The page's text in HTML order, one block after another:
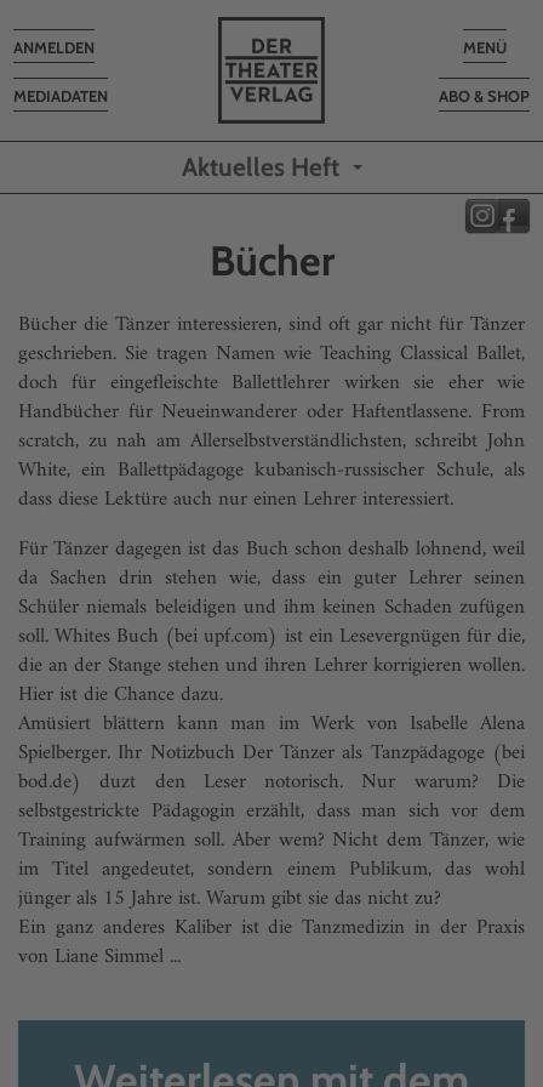
Toggle
MENÜ
ABO & SHOP
MEDIADATEN
Toggle
navigation
ANMELDEN
Aktuelles Heft
Bücher
Bücher die Tänzer interessieren, sind oft gar nicht für Tänzer
geschrieben. Sie tragen Namen wie Teaching Classical Ballet,
doch für eingefleischte Ballettlehrer wirken sie eher wie
Handbücher für Neueinwanderer oder Haftentlassene. From
scratch, zu nah am Allerselbstverständlichsten, schreibt John
White, ein Ballettpädagoge kubanisch-russischer Schule, als
dass diese Lektüre auch nur einen Lehrer interessiert.
Für Tänzer dagegen ist das Buch schon deshalb lohnend, weil
da Sachen drin stehen wie, dass ein guter Lehrer seinen
Schüler niemals beleidigen und ihm keinen Schaden zufügen
soll. Whites Buch (bei upf.com) ist ein Lesevergnügen für die,
die an der Stange stehen und ihren Lehrer korrigieren wollen.
Hier ist die Chance dazu.
Amüsiert blättern kann man im Werk von Isabelle Alena
Spielberger. Ihr Notizbuch Der Tänzer als Tanzpädagoge (bei
bod.de) duzt den Leser notorisch. Nur warum? Die
selbstgestrickte Pädagogin erzählt, dass man sich vor dem
Training aufwärmen soll. Aber wem? Nicht dem Tänzer, wie
im Titel angedeutet, sondern einem Publikum, das wohl
jünger als 15 Jahre ist. Warum gibt sie das nicht zu?
Ein ganz anderes Kaliber ist die Tanzmedizin in der Praxis
von Liane Simmel ...